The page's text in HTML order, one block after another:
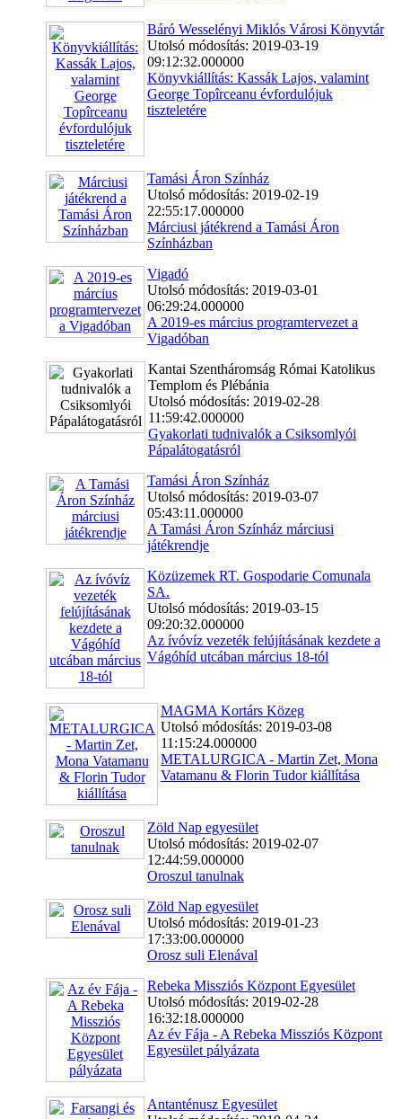
Báró Wesselényi Miklós Városi Könyvtár
Utolsó módosítás: 2019-03-19
09:12:32.000000
Könyvkiállítás: Kassák Lajos, valamint
George Topîrceanu évfordulójuk
tiszteletére
Tamási Áron Színház
Utolsó módosítás: 2019-02-19
22:55:17.000000
Márciusi játékrend a Tamási Áron
Színházban
Vigadó
Utolsó módosítás: 2019-03-01
06:29:24.000000
A 2019-es március programtervezet a
Vigadóban
Kantai Szentháromság Római Katolikus
Templom és Plébánia
Utolsó módosítás: 2019-02-28
11:59:42.000000
Gyakorlati tudnivalók a Csiksomlyói
Pápalátogatásról
Tamási Áron Színház
Utolsó módosítás: 2019-03-07
05:43:11.000000
A Tamási Áron Színház márciusi
játékrendje
Közüzemek RT. Gospodarie Comunala
SA.
Utolsó módosítás: 2019-03-15
09:20:32.000000
Az ívóvíz vezeték felújításának kezdete a
Vágóhíd utcában március 18-tól
MAGMA Kortárs Közeg
Utolsó módosítás: 2019-03-08
11:15:24.000000
METALURGICA - Martin Zet, Mona
Vatamanu & Florin Tudor kiállítása
Zöld Nap egyesület
Utolsó módosítás: 2019-02-07
12:44:59.000000
Oroszul tanulnak
Zöld Nap egyesület
Utolsó módosítás: 2019-01-23
17:33:00.000000
Orosz suli Elenával
Rebeka Missziós Központ Egyesület
Utolsó módosítás: 2019-02-28
16:32:18.000000
Az év Fája - A Rebeka Missziós Központ
Egyesület pályázata
Antanténusz Egyesület